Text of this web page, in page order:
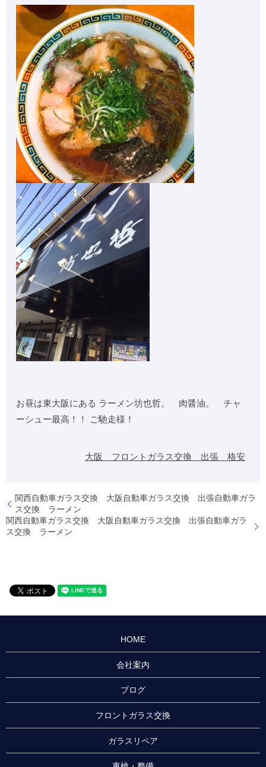
お昼は東大阪にある ラーメン坊也哲。 肉醤油。 チャ
ーシュー最高！！ ご馳走様！
大阪 フロントガラス交換 出張 格安
関西自動車ガラス交換 大阪自動車ガラス交換 出張自動車ガラ
ス交換 ラーメン
関西自動車ガラス交換 大阪自動車ガラス交換 出張自動車ガラ
ス交換 ラーメン
HOME
会社案内
ブログ
フロントガラス交換
ガラスリペア